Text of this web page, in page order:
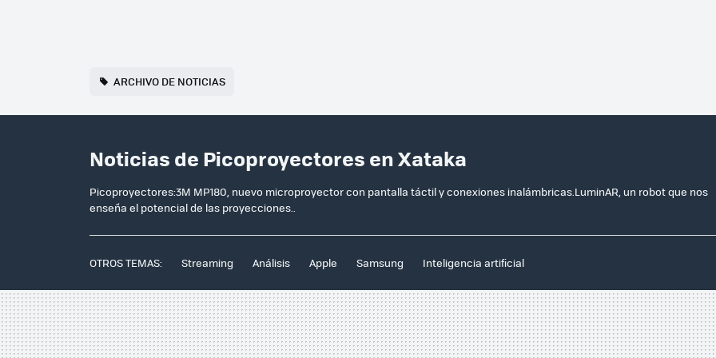
ARCHIVO DE NOTICIAS
Noticias de Picoproyectores en Xataka
Picoproyectores:3M MP180, nuevo microproyector con pantalla táctil y conexiones inalámbricas.LuminAR, un robot que nos
enseña el potencial de las proyecciones..
OTROS TEMAS: Streaming Análisis Apple Samsung Inteligencia artificial